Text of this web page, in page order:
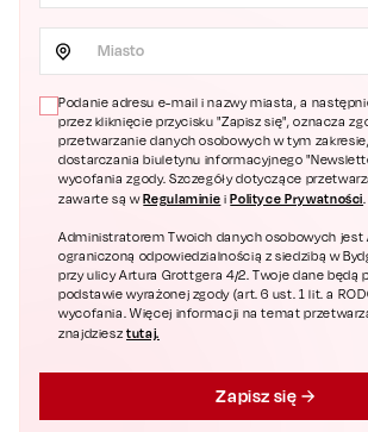
Miasto
Podanie adresu e-mail i nazwy miasta, a
przez kliknięcie przycisku "Zapisz się", oznacza
przetwarzanie danych osobowych w tym
dostarczania biuletynu informacyjnego
wycofania zgody. Szczegóły dotyczące
zawarte są wRegulaminie iPolityce Prywatności
Administratorem Twoich danych osobowych jest
ograniczoną odpowiedzialnością z siedzibą w
przy ulicy Artura Grottgera 4/2. Twoje dane będą
podstawie wyrażonej zgody (art. 6 ust. 1 lit. a
wycofania. Więcej informacji na temat
znajdziesztutaj.
Zapisz się